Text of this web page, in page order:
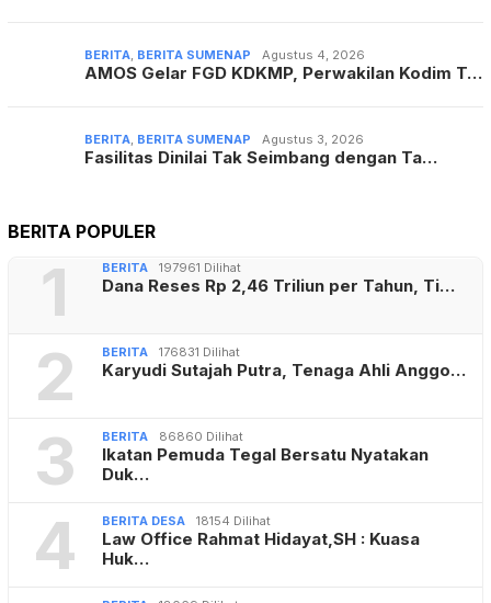
BERITA, BERITA SUMENAP Agustus 4, 2026
AMOS Gelar FGD KDKMP, Perwakilan Kodim T…
BERITA, BERITA SUMENAP Agustus 3, 2026
Fasilitas Dinilai Tak Seimbang dengan Ta…
BERITA POPULER
1 BERITA 197961 Dilihat
Dana Reses Rp 2,46 Triliun per Tahun, Ti…
2 BERITA 176831 Dilihat
Karyudi Sutajah Putra, Tenaga Ahli Anggo…
3 BERITA 86860 Dilihat
Ikatan Pemuda Tegal Bersatu Nyatakan
Duk…
4 BERITA DESA 18154 Dilihat
Law Office Rahmat Hidayat,SH : Kuasa
Huk…